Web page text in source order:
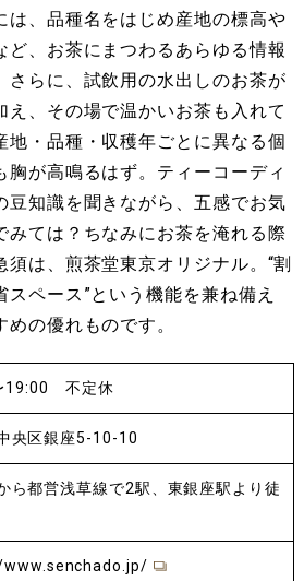
は、品種名をはじめ産地の標高や
ど、お茶にまつわるあらゆる情報
さらに、試飲用の水出しのお茶が
え、その場で温かいお茶も入れて
地・品種・収穫年ごとに異なる個
胸が高鳴るはず。ティーコーディ
豆知識を聞きながら、五感でお気
みては？ちなみにお茶を淹れる際
須は、煎茶堂東京オリジナル。“割
ペース”という機能を兼ね備え
の優れものです。
19:00 不定休
央区銀座5-10-10
ら都営浅草線で2駅、東銀座駅より徒